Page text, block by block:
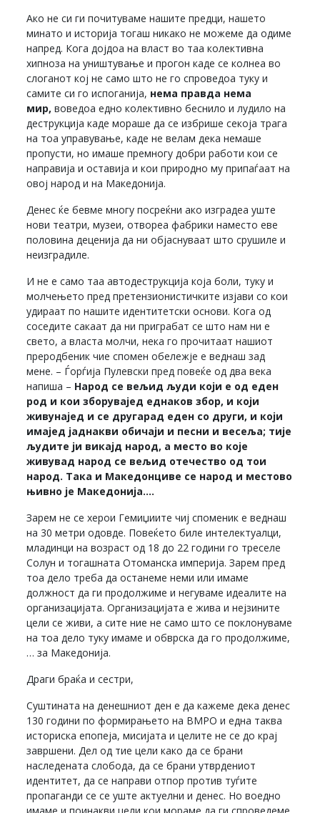
Ако не си ги почитуваме нашите предци, нашето
минато и историја тогаш никако не можеме да одиме
напред. Кога дојдоа на власт во таа колективна
хипноза на уништување и прогон каде се колнеа во
слоганот кој не само што не го спроведоа туку и
самите си го испоганија, нема правда нема
мир, воведоа едно колективно беснило и лудило на
деструкција каде мораше да се избрише секоја трага
на тоа управување, каде не велам дека немаше
пропусти, но имаше премногу добри работи кои се
направија и оставија и кои природно му припаѓаат на
овој народ и на Македонија.
Денес ќе бевме многу посреќни ако изградеа уште
нови театри, музеи, отвореа фабрики наместо еве
половина деценија да ни објаснуваат што срушиле и
неизградиле.
И не е само таа автодеструкција која боли, туку и
молчењето пред претензионистичките изјави со кои
удираат по нашите идентитетски основи. Кога од
соседите сакаат да ни приграбат се што нам ни е
свето, а власта молчи, нека го прочитаат нашиот
преродбеник чие спомен обележје е веднаш зад
мене. – Ѓорѓија Пулевски пред повеќе од два века
напиша – Народ се вељид људи који е од еден
род и кои зборувајед еднаков збор, и који
живунајед и се другарад еден со други, и који
имајед јаднакви обичаји и песни и весеља; тије
људите ји викајд народ, а место во које
живувад народ се вељид отечество од тои
народ. Така и Македонциве се народ и местово
њивно је Македонија….
Зарем не се херои Гемиџиите чиј споменик е веднаш
на 30 метри одовде. Повеќето биле интелектуалци,
младинци на возраст од 18 до 22 години го треселе
Солун и тогашната Отоманска империја. Зарем пред
тоа дело треба да останеме неми или имаме
должност да ги продолжиме и негуваме идеалите на
организацијата. Организацијата е жива и нејзините
цели се живи, а сите ние не само што се поклонуваме
на тоа дело туку имаме и обврска да го продолжиме,
… за Македонија.
Драги браќа и сестри,
Суштината на денешниот ден е да кажеме дека денес
130 години по формирањето на ВМРО и една таква
историска епопеја, мисијата и целите не се до крај
завршени. Дел од тие цели како да се брани
наследената слобода, да се брани утврдениот
идентитет, да се направи отпор против туѓите
пропаганди се се уште актуелни и денес. Но воедно